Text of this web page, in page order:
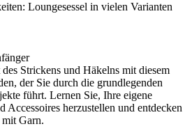
Loungesessel in vielen Varianten
Strickens und Häkelns mit diesem
der Sie durch die grundlegenden
führt. Lernen Sie, Ihre eigene
Accessoires herzustellen und entdecken
mit Garn.